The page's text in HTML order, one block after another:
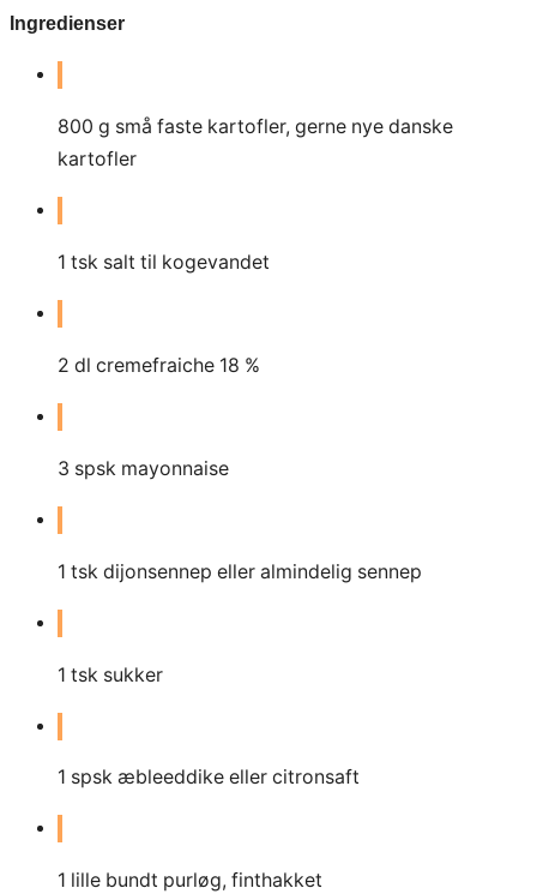
Ingredienser
800 g små faste kartofler, gerne nye danske
kartofler
1 tsk salt til kogevandet
2 dl cremefraiche 18 %
3 spsk mayonnaise
1 tsk dijonsennep eller almindelig sennep
1 tsk sukker
1 spsk æbleeddike eller citronsaft
1 lille bundt purløg, finthakket